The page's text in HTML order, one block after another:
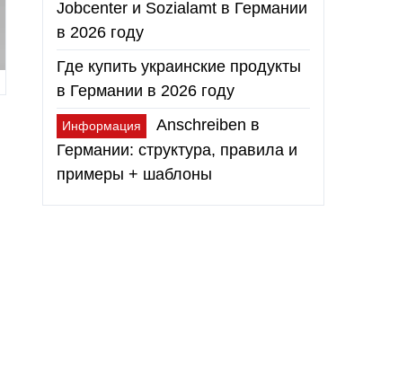
Jobcenter и Sozialamt в Германии
в 2026 году
Где купить украинские продукты
в Германии в 2026 году
Информация
Anschreiben в
Германии: структура, правила и
примеры + шаблоны